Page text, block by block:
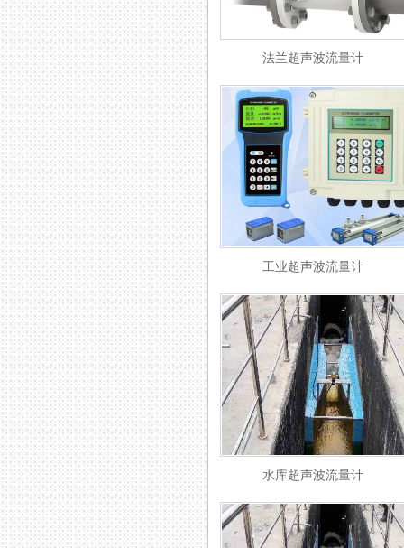
法兰超声波流量计
工业超声波流量计
水库超声波流量计